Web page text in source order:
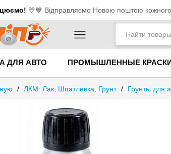
💛​💙 Відправляємо Новою поштою кожного
ДЛЯ АВТО ПРОМЫШЛЕННЫЕ
/ ЛКМ: Лак, Шпатлевка, Грунт / Грунты для